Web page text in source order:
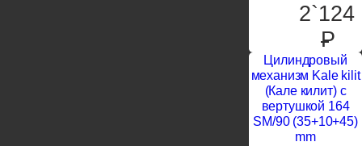
2`124
P
Цилиндровый
механизм Kale kilit
(Кале килит) с
вертушкой 164
SM/90 (35+10+45)
mm